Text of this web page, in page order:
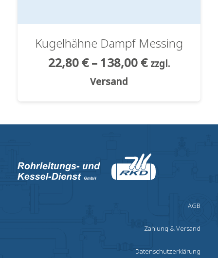
Kugelhähne Dampf Messing
22,80 €– 138,00 € zzgl.
Versand
AGB
Zahlung & Versand
Datenschutzerklärung